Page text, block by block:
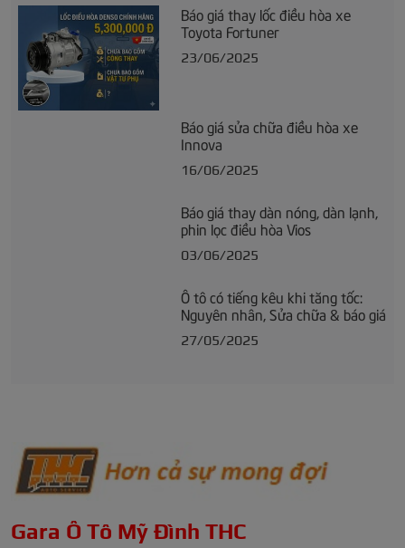
Báo giá thay lốc điều hòa xe
Toyota Fortuner
23/06/2025
Báo giá sửa chữa điều hòa xe
Innova
16/06/2025
Báo giá thay dàn nóng, dàn lạnh,
phin lọc điều hòa Vios
03/06/2025
Ô tô có tiếng kêu khi tăng tốc:
Nguyên nhân, Sửa chữa & báo giá
27/05/2025
Gara Ô Tô Mỹ Đình THC